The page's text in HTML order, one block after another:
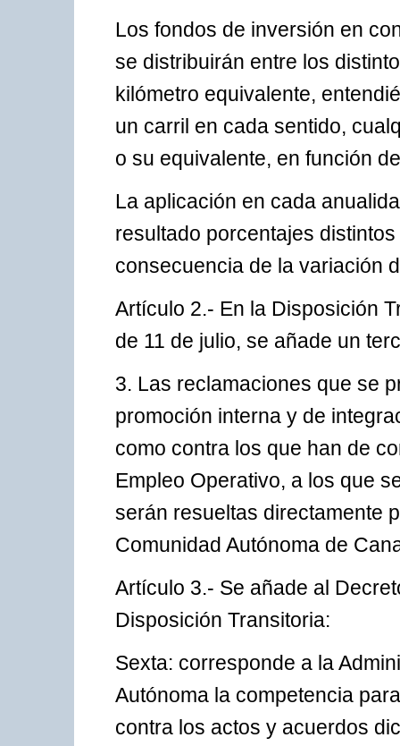
Los fondos de inversión en
se distribuirán entre los
kilómetro equivalente,
un carril en cada sentido,
o su equivalente, en función
La aplicación en cada
resultado porcentajes
consecuencia de la variación
Artículo 2.- En la Disposición
de 11 de julio, se añade un
3. Las reclamaciones que se
promoción interna y de
como contra los que han de
Empleo Operativo, a los que
serán resueltas directamente
Comunidad Autónoma de
Artículo 3.- Se añade al
Disposición Transitoria:
Sexta: corresponde a la
Autónoma la competencia
contra los actos y acuerdos